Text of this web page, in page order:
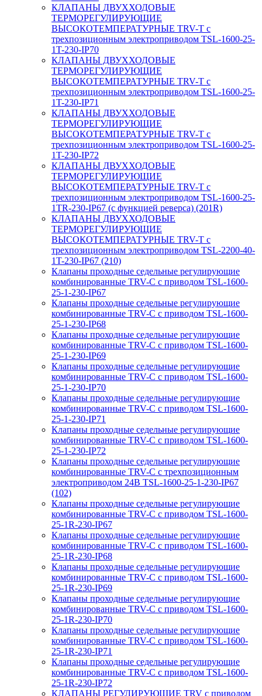
КЛАПАНЫ ДВУХХОДОВЫЕ
ТЕРМОРЕГУЛИРУЮЩИЕ
ВЫСОКОТЕМПЕРАТУРНЫЕ TRV-T с
трехпозиционным электроприводом TSL-1600-25-
1T-230-IP70
КЛАПАНЫ ДВУХХОДОВЫЕ
ТЕРМОРЕГУЛИРУЮЩИЕ
ВЫСОКОТЕМПЕРАТУРНЫЕ TRV-T с
трехпозиционным электроприводом TSL-1600-25-
1T-230-IP71
КЛАПАНЫ ДВУХХОДОВЫЕ
ТЕРМОРЕГУЛИРУЮЩИЕ
ВЫСОКОТЕМПЕРАТУРНЫЕ TRV-T с
трехпозиционным электроприводом TSL-1600-25-
1T-230-IP72
КЛАПАНЫ ДВУХХОДОВЫЕ
ТЕРМОРЕГУЛИРУЮЩИЕ
ВЫСОКОТЕМПЕРАТУРНЫЕ TRV-T с
трехпозиционным электроприводом TSL-1600-25-
1TR-230-IP67 (с функцией реверса) (201R)
КЛАПАНЫ ДВУХХОДОВЫЕ
ТЕРМОРЕГУЛИРУЮЩИЕ
ВЫСОКОТЕМПЕРАТУРНЫЕ TRV-T с
трехпозиционным электроприводом TSL-2200-40-
1T-230-IP67 (210)
Клапаны проходные седельные регулирующие
комбинированные TRV-С с приводом TSL-1600-
25-1-230-IP67
Клапаны проходные седельные регулирующие
комбинированные TRV-С с приводом TSL-1600-
25-1-230-IP68
Клапаны проходные седельные регулирующие
комбинированные TRV-С с приводом TSL-1600-
25-1-230-IP69
Клапаны проходные седельные регулирующие
комбинированные TRV-С с приводом TSL-1600-
25-1-230-IP70
Клапаны проходные седельные регулирующие
комбинированные TRV-С с приводом TSL-1600-
25-1-230-IP71
Клапаны проходные седельные регулирующие
комбинированные TRV-С с приводом TSL-1600-
25-1-230-IP72
Клапаны проходные седельные регулирующие
комбинированные TRV-С с трехпозиционным
электроприводом 24В TSL-1600-25-1-230-IP67
(102)
Клапаны проходные седельные регулирующие
комбинированные TRV-С с приводом TSL-1600-
25-1R-230-IP67
Клапаны проходные седельные регулирующие
комбинированные TRV-С с приводом TSL-1600-
25-1R-230-IP68
Клапаны проходные седельные регулирующие
комбинированные TRV-С с приводом TSL-1600-
25-1R-230-IP69
Клапаны проходные седельные регулирующие
комбинированные TRV-С с приводом TSL-1600-
25-1R-230-IP70
Клапаны проходные седельные регулирующие
комбинированные TRV-С с приводом TSL-1600-
25-1R-230-IP71
Клапаны проходные седельные регулирующие
комбинированные TRV-С с приводом TSL-1600-
25-1R-230-IP72
КЛАПАНЫ РЕГУЛИРУЮЩИЕ TRV с приводом